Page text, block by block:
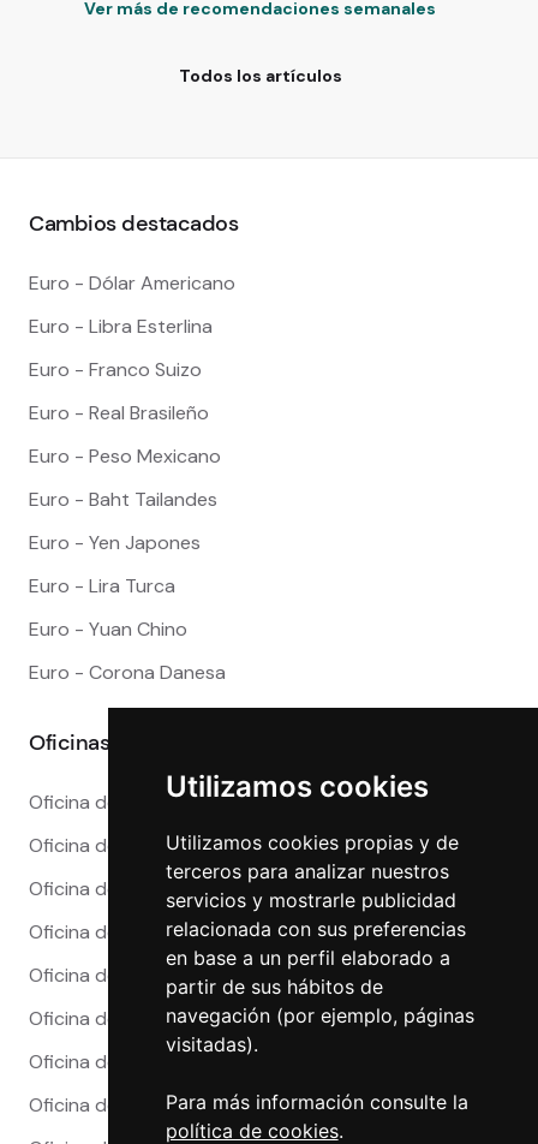
Utilizamos cookies
Utilizamos cookies propias y de
terceros para analizar nuestros
servicios y mostrarle publicidad
relacionada con sus preferencias
en base a un perfil elaborado a
partir de sus hábitos de
navegación (por ejemplo, páginas
visitadas).
Para más información consulte la
política de cookies.
Ver más de recomendaciones semanales
Todos los artículos
Cambios destacados
Euro - Dólar Americano
Euro - Libra Esterlina
Euro - Franco Suizo
Euro - Real Brasileño
Euro - Peso Mexicano
Euro - Baht Tailandes
Euro - Yen Japones
Euro - Lira Turca
Euro - Yuan Chino
Euro - Corona Danesa
Oficinas
Oficina de Cambio en Alicante
Oficina de Cambio en Barcelona
Oficina de Cambio en Córdoba
Oficina de Cambio en Granada
Oficina de Cambio en Madrid
Oficina de Cambio en Málaga
Oficina de Cambio en Marbella
Oficina de Cambio en Sevilla